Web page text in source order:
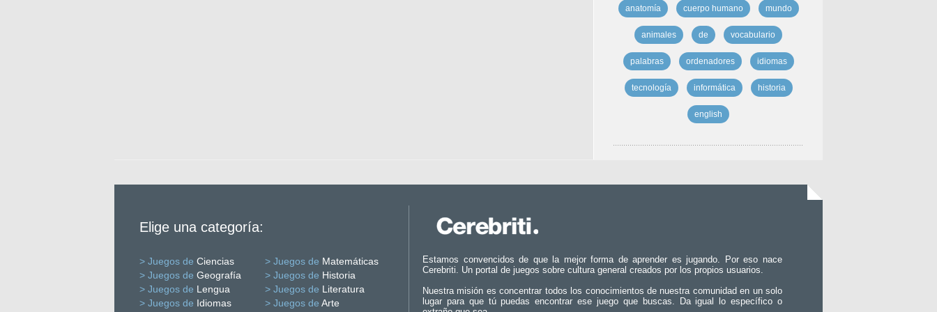
anatomía cuerpo humano mundo
animales de vocabulario
palabras ordenadores idiomas
tecnología informática historia
english
Elige una categoría:
> Juegos de Ciencias > Juegos de Matemáticas
> Juegos de Geografía > Juegos de Historia
> Juegos de Lengua > Juegos de Literatura
> Juegos de Idiomas > Juegos de Arte
Estamos convencidos de que la mejor forma de aprender es jugando. Por eso nace
Cerebriti. Un portal de juegos sobre cultura general creados por los propios usuarios.
Nuestra misión es concentrar todos los conocimientos de nuestra comunidad en un solo
lugar para que tú puedas encontrar ese juego que buscas. Da igual lo específico o